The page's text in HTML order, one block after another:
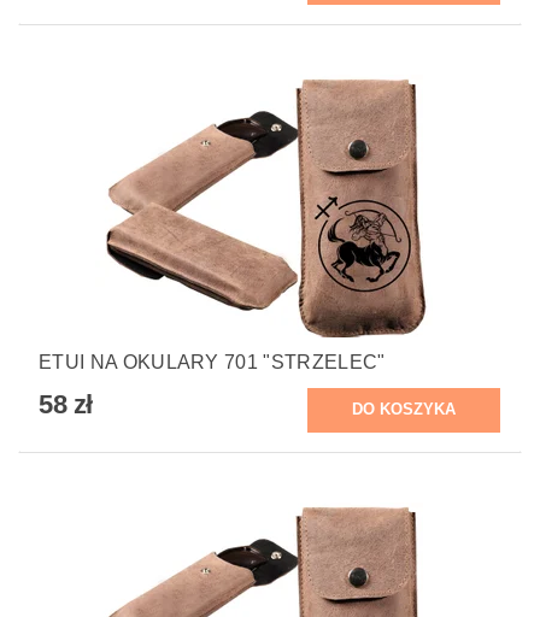
ETUI NA OKULARY 701 "STRZELEC"
58 zł